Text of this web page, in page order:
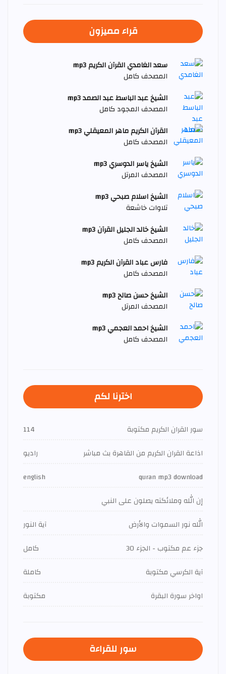
قراء مميزون
سعد الغامدي القرآن الكريم mp3
المصحف كامل
الشيخ عبد الباسط عبد الصمد mp3
المصحف المجود كامل
القرآن الكريم ماهر المعيقلي mp3
المصحف كامل
الشيخ ياسر الدوسري mp3
المصحف المرتل
الشيخ اسلام صبحي mp3
تلاوات خاشعة
الشيخ خالد الجليل القرآن mp3
المصحف كامل
فارس عباد القرآن الكريم mp3
المصحف كامل
الشيخ حسن صالح mp3
المصحف المرتل
الشيخ احمد العجمي mp3
المصحف كامل
اخترنا لكم
سور القران الكريم مكتوبة
114
اذاعة القران الكريم من القاهرة بث مباشر
راديو
quran mp3 download
english
إن الله وملائكته يصلون على النبي
الله نور السموات والأرض
آية النور
جزء عم مكتوب - الجزء 30
كامل
آية الكرسي مكتوبة
كاملة
اواخر سورة البقرة
مكتوبة
سور للقراءة